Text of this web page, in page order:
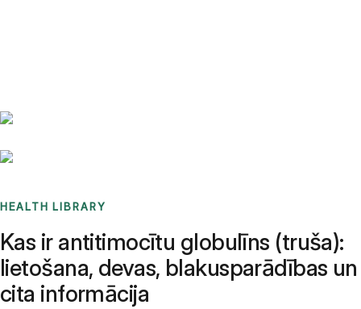
HEALTH LIBRARY
Kas ir antitimocītu globulīns (truša):
lietošana, devas, blakusparādības un
cita informācija